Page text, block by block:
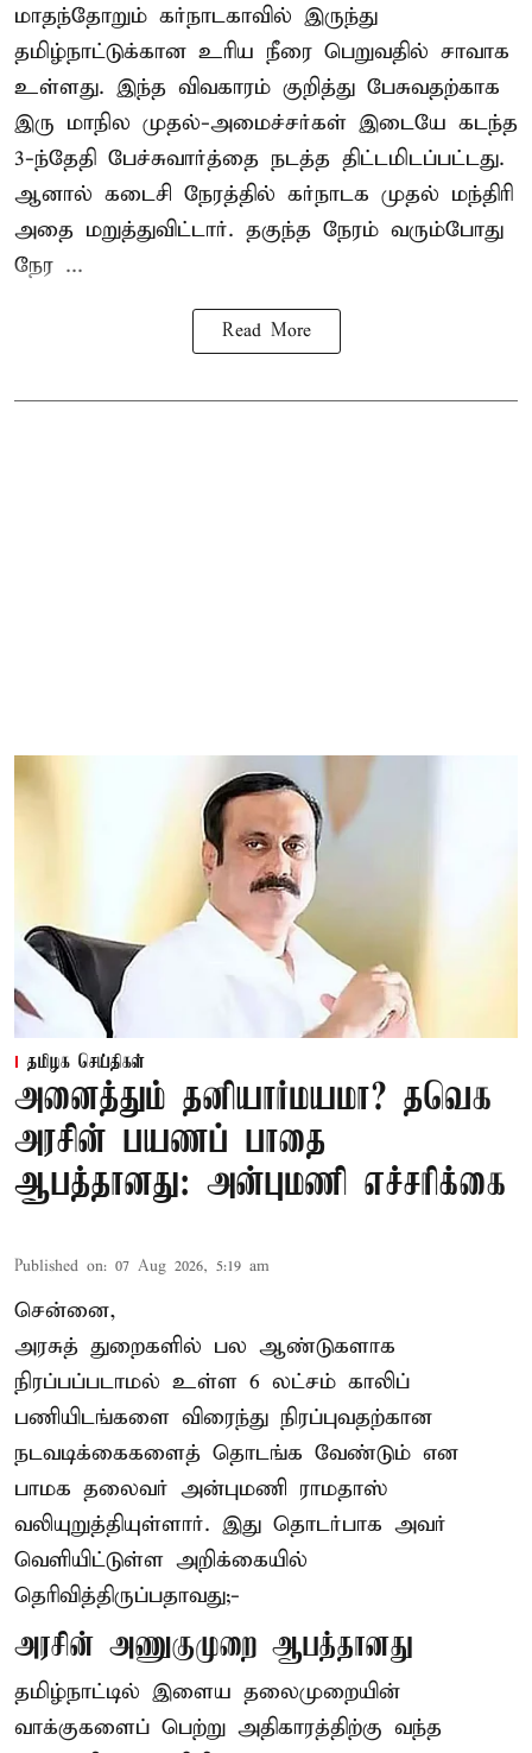
மாதந்தோறும் கர்நாடகாவில் இருந்து
தமிழ்நாட்டுக்கான உரிய நீரை பெறுவதில் சாவாக
உள்ளது. இந்த விவகாரம் குறித்து பேசுவதற்காக
இரு மாநில முதல்-அமைச்சர்கள் இடையே கடந்த
3-ந்தேதி பேச்சுவார்த்தை நடத்த திட்டமிடப்பட்டது.
ஆனால் கடைசி நேரத்தில் கர்நாடக முதல் மந்திரி
அதை மறுத்துவிட்டார். தகுந்த நேரம் வரும்போது
நேர ...
Read More
தமிழக செய்திகள்
அனைத்தும் தனியார்மயமா? தவெக
அரசின் பயணப் பாதை
ஆபத்தானது: அன்புமணி எச்சரிக்கை
Published on: 07 Aug 2026, 5:19 am
சென்னை,
அரசுத் துறைகளில் பல ஆண்டுகளாக
நிரப்பப்படாமல் உள்ள 6 லட்சம் காலிப்
பணியிடங்களை விரைந்து நிரப்புவதற்கான
நடவடிக்கைகளைத் தொடங்க வேண்டும் என
பாமக தலைவர் அன்புமணி ராமதாஸ்
வலியுறுத்தியுள்ளார். இது தொடர்பாக அவர்
வெளியிட்டுள்ள அறிக்கையில்
தெரிவித்திருப்பதாவது;-
அரசின் அணுகுமுறை ஆபத்தானது
தமிழ்நாட்டில் இளைய தலைமுறையின்
வாக்குகளைப் பெற்று அதிகாரத்திற்கு வந்த